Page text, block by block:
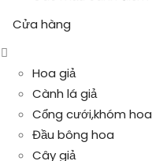
Cửa hàng
Hoa giả
Cành lá giả
Cổng cưới,khóm hoa
Đầu bông hoa
Cây giả